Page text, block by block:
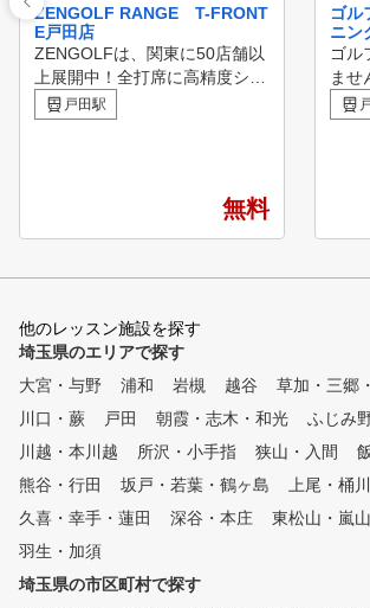
ZENGOLF RANGE T-FRONT
E戸田店
ZENGOLFは、関東に50店舗以
上展開中！全打席に高精度シミ
ュレーターを完備したレッスン
受け放題・レンジ使い放題の定
フレッスンが、毎日いつでも何
度でも受けられて、短期間での
スコアアップを目指すことがで
ドローなどの球筋を忠実に再現
。ショット改善に必要な項目が
数値化され、ゴルフの現状と課
題が「見える化」されます。ま
た、毎回自動的に2方向からス
イング撮影しており、スロー再
生や一時停止などで自分のフォ
ることができます。 ②シミュ
レーターを活用した専属プロに
よるレッスン シミュレーター
により「見える化」されたデー
戸田駅
無料
ゴル
ニン
ネス
ゴル
ませ
ち
ずミ
はま
レー
ー
レー
・本
く対応
チ
他のレッスン施設を探す
埼玉県のエリアで探す
大宮・与野
浦和 岩槻 越谷 草加・三郷
川口・蕨
戸田 朝霞・志木・和光
ふじみ
川越・本川越
所沢・小手指 狭山・入間
熊谷・行田
坂戸・若葉・鶴ヶ島
上尾・桶
久喜・幸手・蓮田
深谷・本庄
東松山・嵐
羽生・加須
埼玉県の市区町村で探す